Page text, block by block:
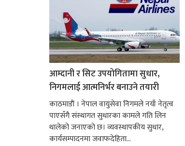
आम्दानी र सिट उपयोगितामा सुधार,
निगमलाई आत्मनिर्भर बनाउने तयारी
काठमाडाैं । नेपाल वायुसेवा निगमले नयाँ नेतृत्व
पाएसँगै संस्थागत सुधारका कामले गति लिन
थालेको जनाएको छ। व्यवस्थापकीय सुधार,
कार्यसम्पादनमा जवाफदेहिता...